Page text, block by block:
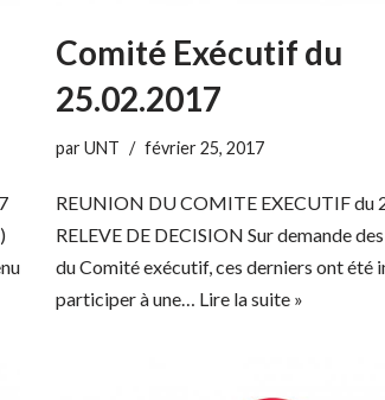
Comité Exécutif du
25.02.2017
parUNT février 25, 2017
REUNION DU COMITE EXECUTIF du
RELEVE DE DECISION Sur demande
du Comité exécutif, ces derniers ont été
participer à une… Lire la suite »